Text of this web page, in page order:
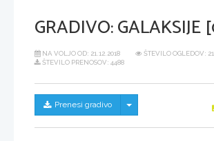
GRADIVO:GALAKSIJE
NA VOLJO OD: 21.12.2018
ŠTEVILO OGLEDOV:
ŠTEVILO PRENOSOV: 4488
Prenesi gradivo Skrij/prikaži meni